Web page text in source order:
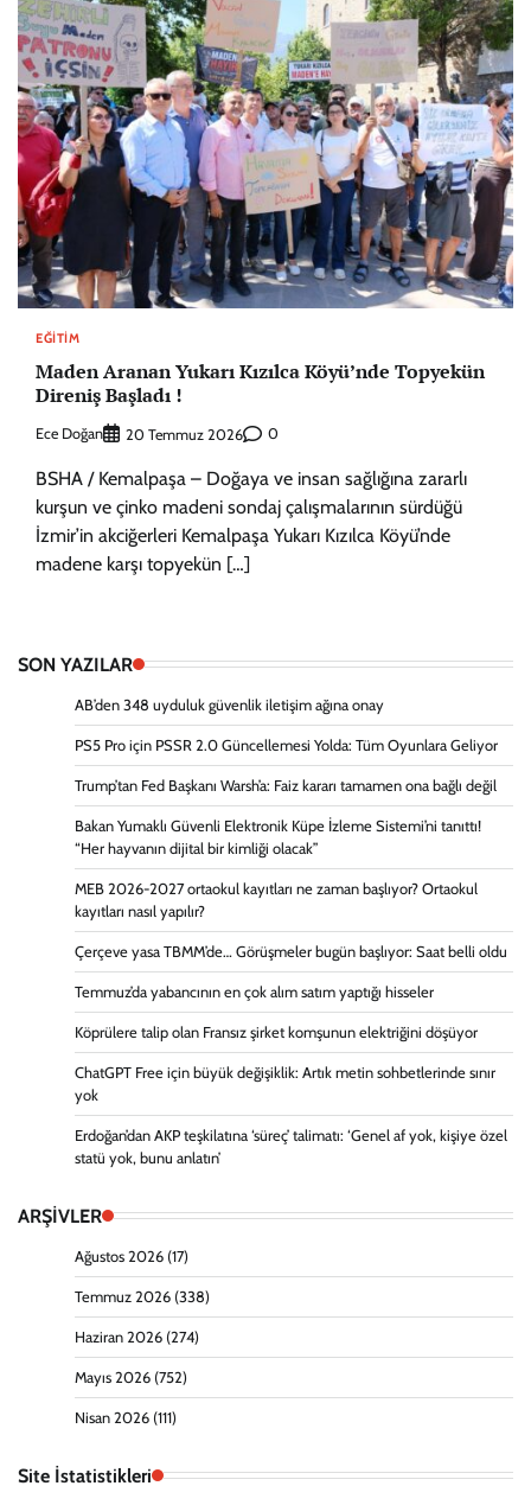
EĞITIM
Maden Aranan Yukarı Kızılca Köyü’nde Topyekün
Direniş Başladı !
Ece Doğan 20 Temmuz 2026 0
BSHA / Kemalpaşa – Doğaya ve insan sağlığına zararlı
kurşun ve çinko madeni sondaj çalışmalarının sürdüğü
İzmir’in akciğerleri Kemalpaşa Yukarı Kızılca Köyü’nde
madene karşı topyekün […]
SON YAZILAR
AB’den 348 uyduluk güvenlik iletişim ağına onay
PS5 Pro için PSSR 2.0 Güncellemesi Yolda: Tüm Oyunlara Geliyor
Trump’tan Fed Başkanı Warsh’a: Faiz kararı tamamen ona bağlı değil
Bakan Yumaklı Güvenli Elektronik Küpe İzleme Sistemi’ni tanıttı!
“Her hayvanın dijital bir kimliği olacak”
MEB 2026-2027 ortaokul kayıtları ne zaman başlıyor? Ortaokul
kayıtları nasıl yapılır?
Çerçeve yasa TBMM’de… Görüşmeler bugün başlıyor: Saat belli oldu
Temmuz’da yabancının en çok alım satım yaptığı hisseler
Köprülere talip olan Fransız şirket komşunun elektriğini döşüyor
ChatGPT Free için büyük değişiklik: Artık metin sohbetlerinde sınır
yok
Erdoğan’dan AKP teşkilatına ‘süreç’ talimatı: ‘Genel af yok, kişiye özel
statü yok, bunu anlatın’
ARŞİVLER
Ağustos 2026 (17)
Temmuz 2026 (338)
Haziran 2026 (274)
Mayıs 2026 (752)
Nisan 2026 (111)
Site İstatistikleri